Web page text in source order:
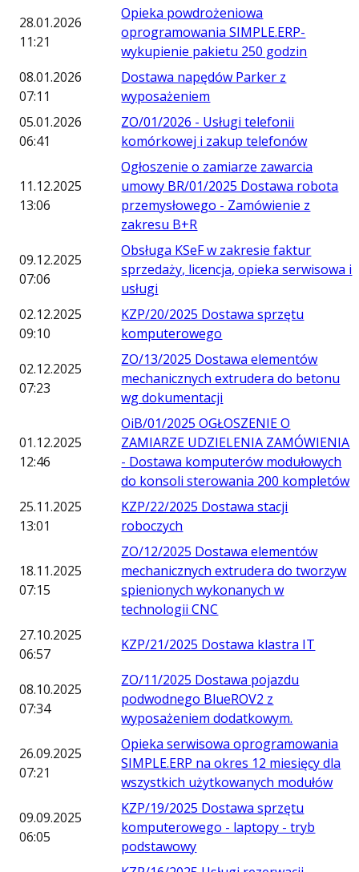
28.01.2026
11:21
Opieka powdrożeniowa
oprogramowania SIMPLE.ERP-
wykupienie pakietu 250 godzin
08.01.2026
07:11
Dostawa napędów Parker z
wyposażeniem
05.01.2026
06:41
ZO/01/2026 - Usługi telefonii
komórkowej i zakup telefonów
11.12.2025
13:06
Ogłoszenie o zamiarze zawarcia
umowy BR/01/2025 Dostawa robota
przemysłowego - Zamówienie z
zakresu B+R
09.12.2025
07:06
Obsługa KSeF w zakresie faktur
sprzedaży, licencja, opieka serwisowa i
usługi
02.12.2025
09:10
KZP/20/2025 Dostawa sprzętu
komputerowego
02.12.2025
07:23
ZO/13/2025 Dostawa elementów
mechanicznych extrudera do betonu
wg dokumentacji
01.12.2025
12:46
OiB/01/2025 OGŁOSZENIE O
ZAMIARZE UDZIELENIA ZAMÓWIENIA
- Dostawa komputerów modułowych
do konsoli sterowania 200 kompletów
25.11.2025
13:01
KZP/22/2025 Dostawa stacji
roboczych
18.11.2025
07:15
ZO/12/2025 Dostawa elementów
mechanicznych extrudera do tworzyw
spienionych wykonanych w
technologii CNC
27.10.2025
06:57
KZP/21/2025 Dostawa klastra IT
08.10.2025
07:34
ZO/11/2025 Dostawa pojazdu
podwodnego BlueROV2 z
wyposażeniem dodatkowym.
26.09.2025
07:21
Opieka serwisowa oprogramowania
SIMPLE.ERP na okres 12 miesięcy dla
wszystkich użytkowanych modułów
09.09.2025
06:05
KZP/19/2025 Dostawa sprzętu
komputerowego - laptopy - tryb
podstawowy